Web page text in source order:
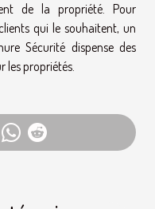
de la propriété. Pour
qui le souhaitent, un
Sécurité dispense des
les propriétés.